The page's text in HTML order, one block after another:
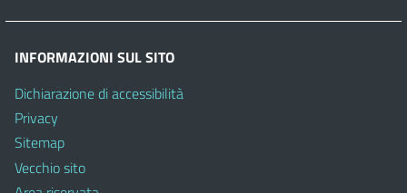
INFORMAZIONI SUL SITO
Dichiarazione di accessibilità
Privacy
Sitemap
Vecchio sito